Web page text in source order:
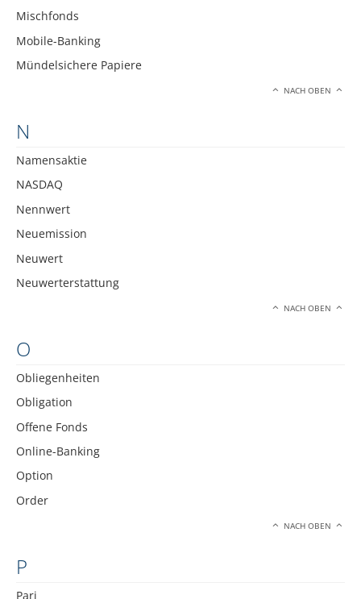
Mischfonds
Mobile-Banking
Mündelsichere Papiere
NACH OBEN
N
Namensaktie
NASDAQ
Nennwert
Neuemission
Neuwert
Neuwerterstattung
NACH OBEN
O
Obliegenheiten
Obligation
Offene Fonds
Online-Banking
Option
Order
NACH OBEN
P
Pari